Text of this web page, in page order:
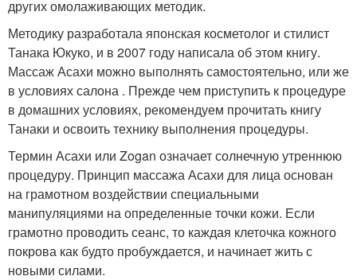
других омолаживающих методик.
Методику разработала японская косметолог и стилист
Танака Юкуко, и в 2007 году написала об этом книгу.
Массаж Асахи можно выполнять самостоятельно, или же
в условиях салона . Прежде чем приступить к процедуре
в домашних условиях, рекомендуем прочитать книгу
Танаки и освоить технику выполнения процедуры.
Термин Асахи или Zogan означает солнечную утреннюю
процедуру. Принцип массажа Асахи для лица основан
на грамотном воздействии специальными
манипуляциями на определенные точки кожи. Если
грамотно проводить сеанс, то каждая клеточка кожного
покрова как будто пробуждается, и начинает жить с
новыми силами.